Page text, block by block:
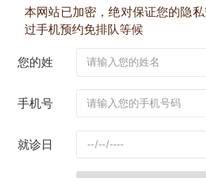
本网站已加密，绝对保证您的隐
过手机预约免排队等候
您的姓
手机号
就诊日